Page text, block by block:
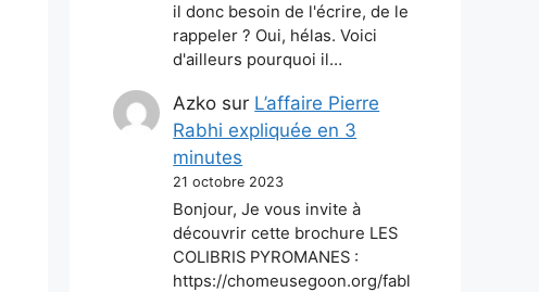
il donc besoin de l'écrire, de le
rappeler ? Oui, hélas. Voici
d'ailleurs pourquoi il…
Azko sur L’affaire Pierre
Rabhi expliquée en 3
minutes
21 octobre 2023
Bonjour, Je vous invite à
découvrir cette brochure LES
COLIBRIS PYROMANES :
https://chomeusegoon.org/fabl